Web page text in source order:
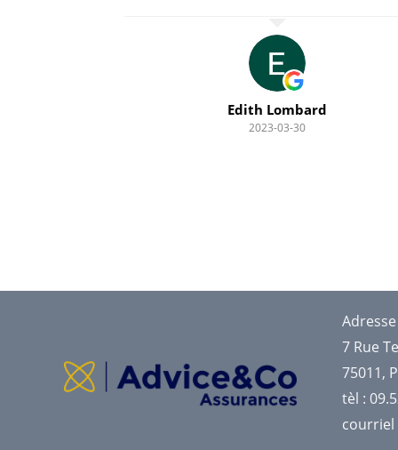
Edith Lombard
2023-03-30
7 Rue
75011,
tèl :
courriel